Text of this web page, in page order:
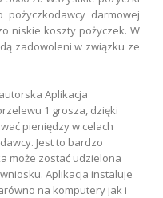
darmowej
niskie koszty pożyczek. W
zadowoleni w związku ze
Aplikacja
1 grosza, dzięki
pieniędzy w celach
Jest to bardzo
może zostać udzielona
Aplikacja instaluje
na komputery jak i